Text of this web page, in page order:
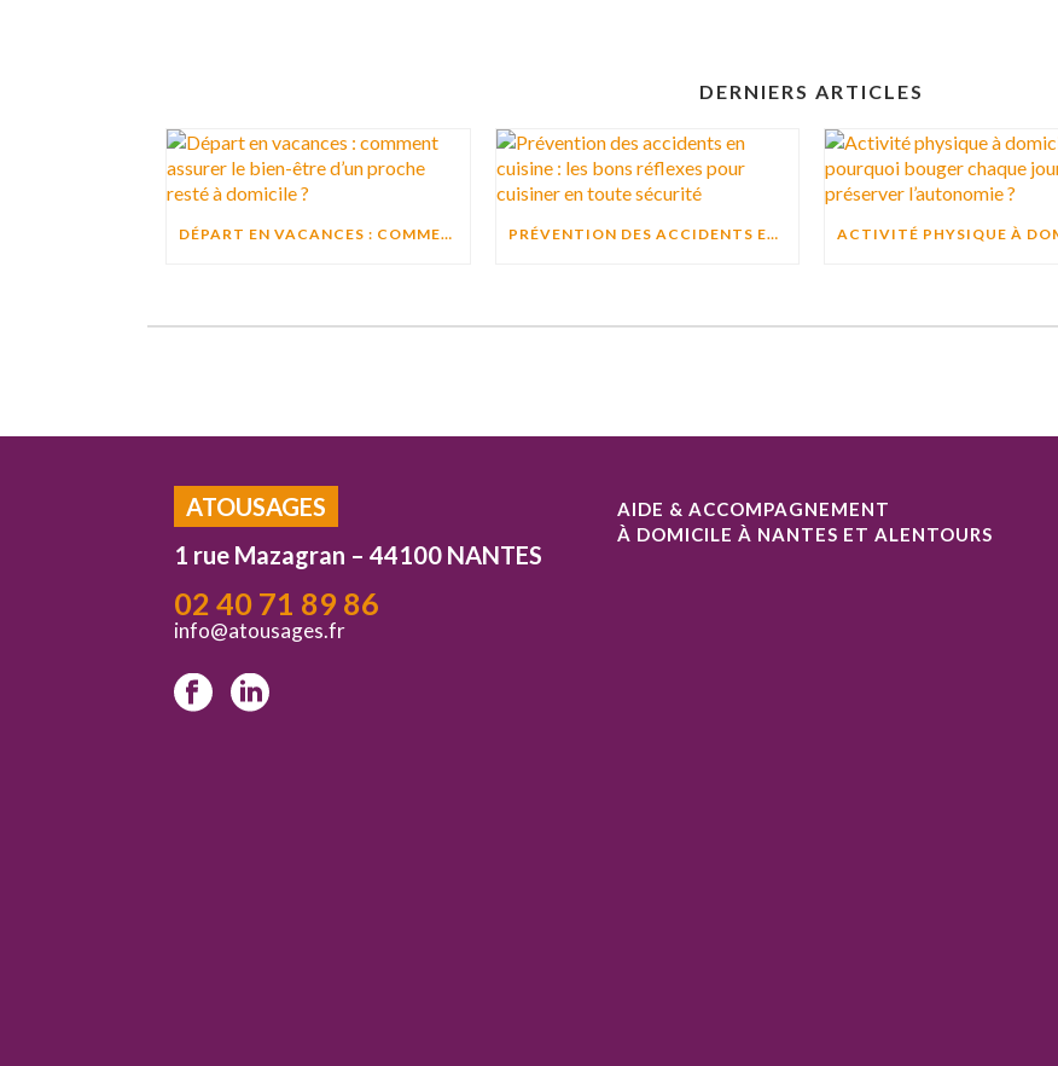
DERNIERS ARTICLES
DÉPART EN VACANCES : COMMENT ASSURER LE BIEN-ÊTRE D’UN PROCHE RESTÉ À DOMICILE ? PRÉVENTION DES ACCIDENTS EN CUISINE : LES BONS RÉFLEXES POUR CUISINER EN TOUTE SÉCURITÉ
ATOUSAGES
1 rue Mazagran – 44100 NANTES
02 40 71 89 86
info@atousages.fr
AIDE & ACCOMPAGNEMENT
À DOMICILE À NANTES ET ALENTOURS